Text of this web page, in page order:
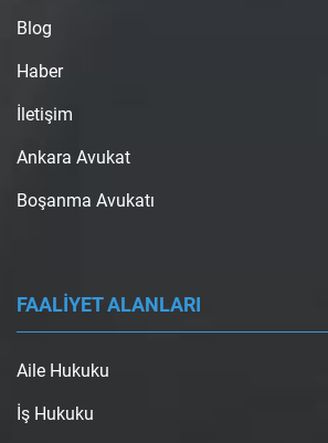
Blog
Haber
İletişim
Ankara Avukat
Boşanma Avukatı
FAALİYET ALANLARI
Aile Hukuku
İş Hukuku